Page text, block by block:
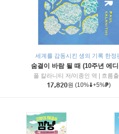
미래엔아이세움
세계를 감동시킨 생의 기록 한정
숨결이 바람 될 때 (10주년 에
폴 칼라니티 저/이종인 역
흐름
17,820원 (10% +5% )